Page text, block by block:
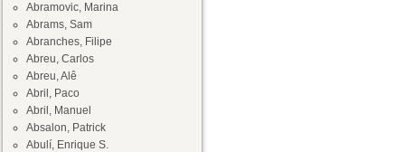
Abramovic, Marina
Abrams, Sam
Abranches, Filipe
Abreu, Carlos
Abreu, Alê
Abril, Paco
Abril, Manuel
Absalon, Patrick
Abulí, Enrique S.